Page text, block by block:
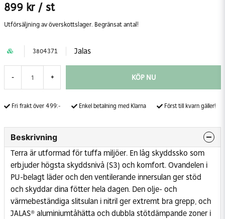
899 kr / st
Utförsäljning av överskottslager. Begränsat antal!
3804371 Jalas
- + KÖP NU
Fri frakt över 499:- Enkel betalning med Klarna Först till kvarn gäller!
Beskrivning
Terra är utformad för tuffa miljöer. En låg skyddssko som
erbjuder högsta skyddsnivå (S3) och komfort. Ovandelen i
PU-belagt läder och den ventilerande innersulan ger stöd
och skyddar dina fötter hela dagen. Den olje- och
värmebeständiga slitsulan i nitril ger extremt bra grepp, och
JALAS® aluminiumtåhätta och dubbla stötdämpande zoner i